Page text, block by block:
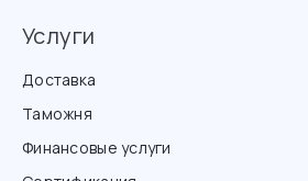
Услуги
Доставка
Таможня
Финансовые услуги